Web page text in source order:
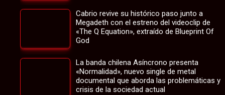
Cabrio revive su histórico paso junto a
Megadeth con el estreno del videoclip de
«The Q Equation», extraído de Blueprint Of
God
La banda chilena Asíncrono presenta
«Normalidad», nuevo single de metal
documental que aborda las problemáticas y
crisis de la sociedad actual